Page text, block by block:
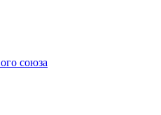
союза